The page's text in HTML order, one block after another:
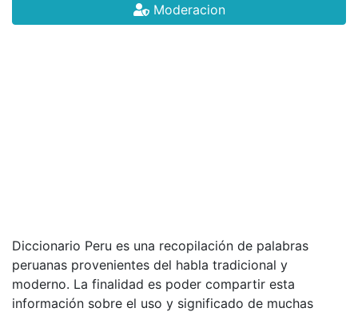
Moderacion
Diccionario Peru es una recopilación de palabras
peruanas provenientes del habla tradicional y
moderno. La finalidad es poder compartir esta
información sobre el uso y significado de muchas